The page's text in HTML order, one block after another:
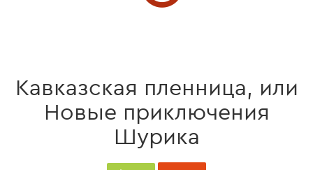
Кавказская пленница, или
Новые приключения
Шурика